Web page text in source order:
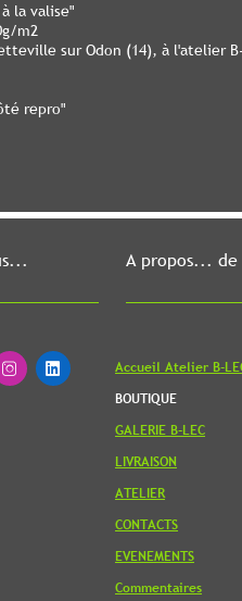
 
A propos... de
Accueil Atelier B-
BOUTIQUE
GALERIE B-LEC
LIVRAISON
ATELIER
CONTACTS
EVENEMENTS
Commentaires
la valise"
m2
sur Odon (14), à l'atelier
repro"